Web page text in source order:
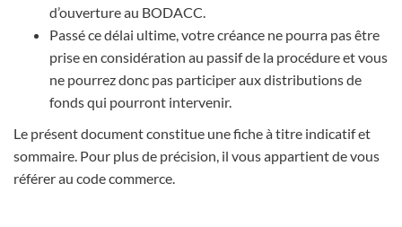
d’ouverture au BODACC.
Passé ce délai ultime, votre créance ne pourra pas être
prise en considération au passif de la procédure et vous
ne pourrez donc pas participer aux distributions de
fonds qui pourront intervenir.
Le présent document constitue une fiche à titre indicatif et
sommaire. Pour plus de précision, il vous appartient de vous
référer au code commerce.